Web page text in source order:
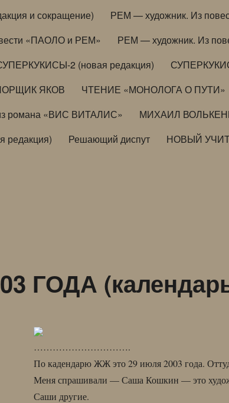
и сокращение)
РЕМ — художник. Из
«ПАОЛО и РЕМ»
РЕМ — художник. Из
2 (новая редакция)
ЯКОВ ЧТЕНИЕ «МОНОЛОГА О ПУТИ»
романа «ВИС ВИТАЛИС»
МИХАИЛ
Решающий диспут НОВЫЙ
ГОДА
………………………….
По кадендарю ЖЖ это 29 июля 2003 года.
Меня спрашивали — Саша Кошкин — это
Саши другие.